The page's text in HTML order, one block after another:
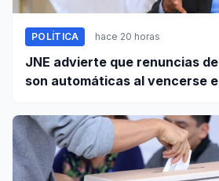
POLÍTICA hace 20 horas
JNE advierte que renuncias
son automáticas al vencerse